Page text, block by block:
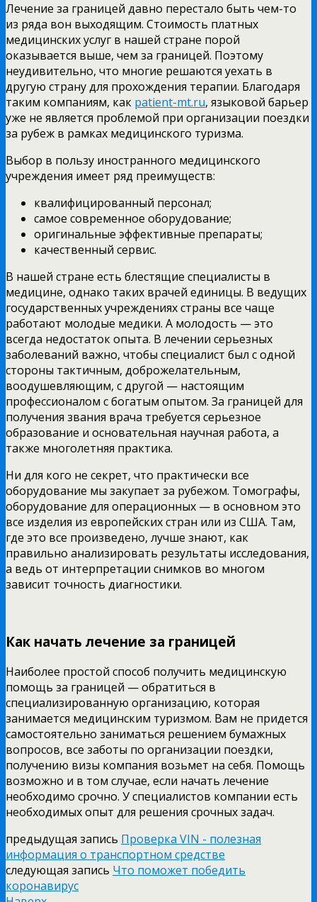
Лечение за границей давно перестало быть чем-то
из ряда вон выходящим. Стоимость платных
медицинских услуг в нашей стране порой
оказывается выше, чем за границей. Поэтому
неудивительно, что многие решаются уехать в
другую страну для прохождения терапии. Благодаря
таким компаниям, как patient-mt.ru, языковой барьер
уже не является проблемой при организации поездки
за рубеж в рамках медицинского туризма.
Выбор в пользу иностранного медицинского
учреждения имеет ряд преимуществ:
квалифицированный персонал;
самое современное оборудование;
оригинальные эффективные препараты;
качественный сервис.
В нашей стране есть блестящие специалисты в
медицине, однако таких врачей единицы. В ведущих
государственных учреждениях страны все чаще
работают молодые медики. А молодость — это
всегда недостаток опыта. В лечении серьезных
заболеваний важно, чтобы специалист был с одной
стороны тактичным, доброжелательным,
воодушевляющим, с другой — настоящим
профессионалом с богатым опытом. За границей для
получения звания врача требуется серьезное
образование и основательная научная работа, а
также многолетняя практика.
Ни для кого не секрет, что практически все
оборудование мы закупает за рубежом. Томографы,
оборудование для операционных — в основном это
все изделия из европейских стран или из США. Там,
где это все произведено, лучше знают, как
правильно анализировать результаты исследования,
а ведь от интерпретации снимков во многом
зависит точность диагностики.
Как начать лечение за границей
Наиболее простой способ получить медицинскую
помощь за границей — обратиться в
специализированную организацию, которая
занимается медицинским туризмом. Вам не придется
самостоятельно заниматься решением бумажных
вопросов, все заботы по организации поездки,
получению визы компания возьмет на себя. Помощь
возможно и в том случае, если начать лечение
необходимо срочно. У специалистов компании есть
необходимых опыт для решения срочных задач.
предыдущая запись Проверка VIN - полезная
информация о транспортном средстве
следующая запись Что поможет победить
коронавирус